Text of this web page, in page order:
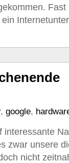
, google,
zwar unsere
nicht